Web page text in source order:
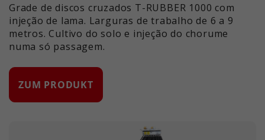
Grade de discos cruzados T-RUBBER 1000 com
injeção de lama. Larguras de trabalho de 6 a 9
metros. Cultivo do solo e injeção do chorume
numa só passagem.
ZUM PRODUKT